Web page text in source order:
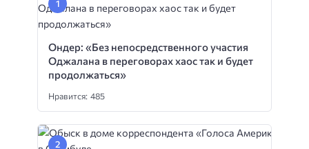
Ондер: «Без непосредственного участия
Оджалана в переговорах хаос так и будет
продолжаться»
Нравится: 485